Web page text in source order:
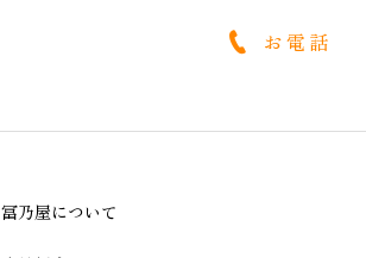
お電話
冨乃屋について